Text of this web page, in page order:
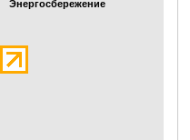
Энергосбережение